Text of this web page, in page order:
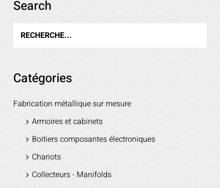
Search
Catégories
Fabrication métallique sur mesure
Armoires et cabinets
Boitiers composantes électroniques
Chariots
Collecteurs - Manifolds